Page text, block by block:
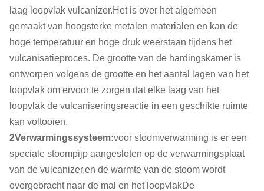
laag loopvlak vulcanizer.Het is over het algemeen
gemaakt van hoogsterke metalen materialen en kan de
hoge temperatuur en hoge druk weerstaan tijdens het
vulcanisatieproces. De grootte van de hardingskamer is
ontworpen volgens de grootte en het aantal lagen van het
loopvlak om ervoor te zorgen dat elke laag van het
loopvlak de vulcaniseringsreactie in een geschikte ruimte
kan voltooien.
2Verwarmingssysteem:voor stoomverwarming is er een
speciale stoompijp aangesloten op de verwarmingsplaat
van de vulcanizer,en de warmte van de stoom wordt
overgebracht naar de mal en het loopvlakDe